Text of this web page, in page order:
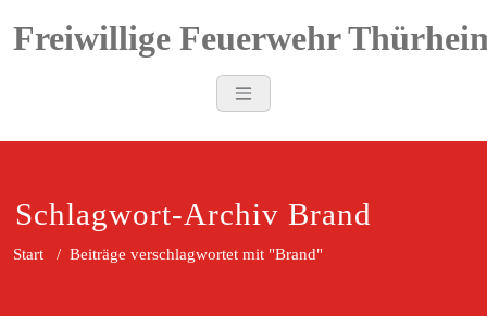
Inhalt
Freiwillige Feuerwehr
Schlagwort-Archiv Brand
Start / Beiträge verschlagwortet mit "Brand"